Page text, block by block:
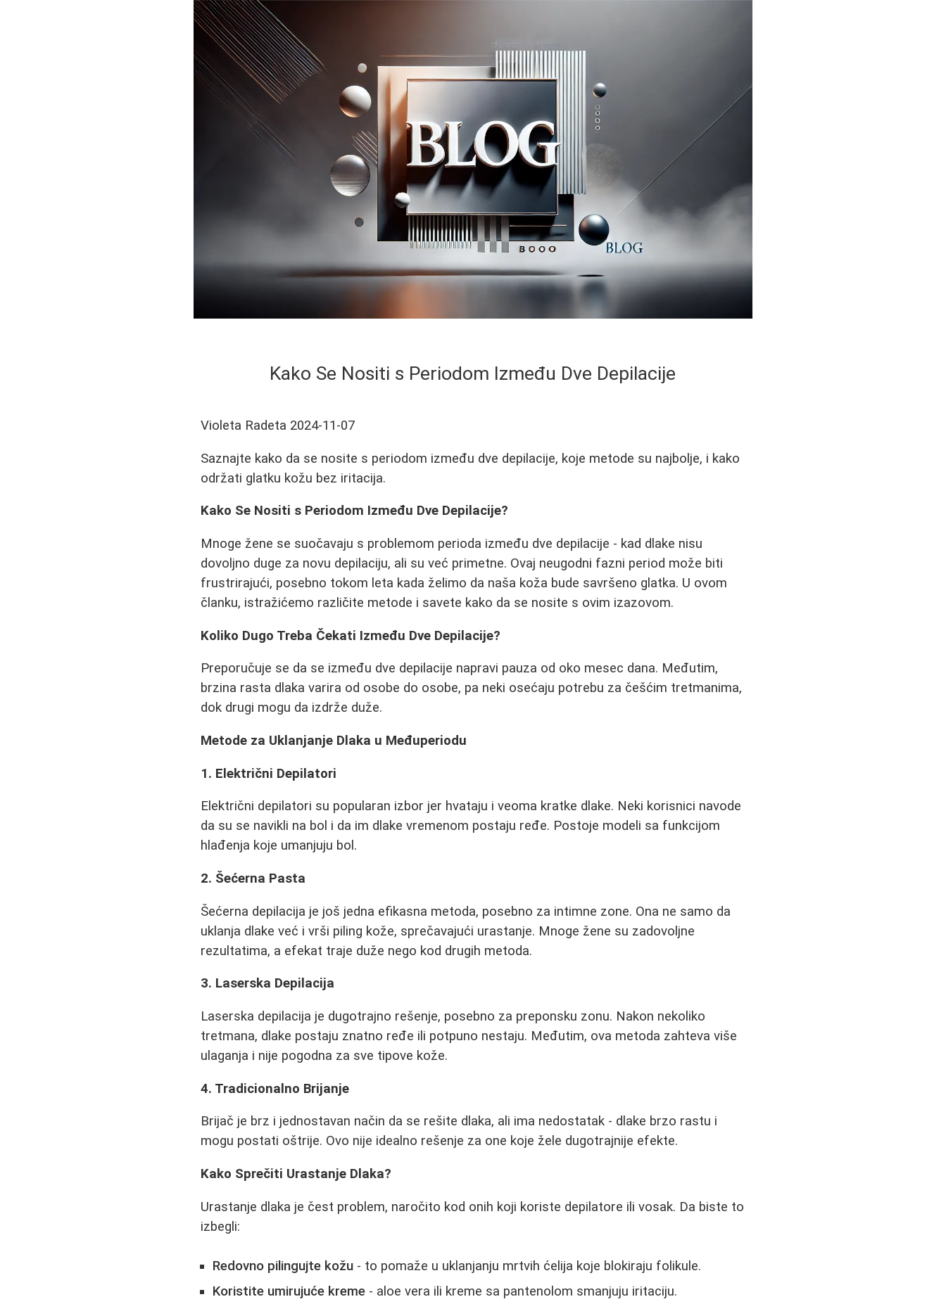
Kako Se Nositi s Periodom Između Dve Depilacije
Violeta Radeta 2024-11-07
Saznajte kako da se nosite s periodom između dve depilacije, koje metode su najbolje, i kako
održati glatku kožu bez iritacija.
Kako Se Nositi s Periodom Između Dve Depilacije?
Mnoge žene se suočavaju s problemom perioda između dve depilacije - kad dlake nisu
dovoljno duge za novu depilaciju, ali su već primetne. Ovaj neugodni fazni period može biti
frustrirajući, posebno tokom leta kada želimo da naša koža bude savršeno glatka. U ovom
članku, istražićemo različite metode i savete kako da se nosite s ovim izazovom.
Koliko Dugo Treba Čekati Između Dve Depilacije?
Preporučuje se da se između dve depilacije napravi pauza od oko mesec dana. Međutim,
brzina rasta dlaka varira od osobe do osobe, pa neki osećaju potrebu za češćim tretmanima,
dok drugi mogu da izdrže duže.
Metode za Uklanjanje Dlaka u Međuperiodu
1. Električni Depilatori
Električni depilatori su popularan izbor jer hvataju i veoma kratke dlake. Neki korisnici navode
da su se navikli na bol i da im dlake vremenom postaju ređe. Postoje modeli sa funkcijom
hlađenja koje umanjuju bol.
2. Šećerna Pasta
Šećerna depilacija je još jedna efikasna metoda, posebno za intimne zone. Ona ne samo da
uklanja dlake već i vrši piling kože, sprečavajući urastanje. Mnoge žene su zadovoljne
rezultatima, a efekat traje duže nego kod drugih metoda.
3. Laserska Depilacija
Laserska depilacija je dugotrajno rešenje, posebno za preponsku zonu. Nakon nekoliko
tretmana, dlake postaju znatno ređe ili potpuno nestaju. Međutim, ova metoda zahteva više
ulaganja i nije pogodna za sve tipove kože.
4. Tradicionalno Brijanje
Brijač je brz i jednostavan način da se rešite dlaka, ali ima nedostatak - dlake brzo rastu i
mogu postati oštrije. Ovo nije idealno rešenje za one koje žele dugotrajnije efekte.
Kako Sprečiti Urastanje Dlaka?
Urastanje dlaka je čest problem, naročito kod onih koji koriste depilatore ili vosak. Da biste to
izbegli:
Redovno pilingujte kožu - to pomaže u uklanjanju mrtvih ćelija koje blokiraju folikule.
Koristite umirujuće kreme - aloe vera ili kreme sa pantenolom smanjuju iritaciju.